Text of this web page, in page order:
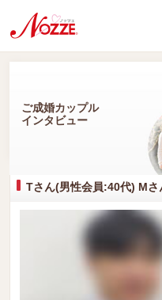
ご成婚カップル
インタビュー
Tさん(男性会員:40代) M